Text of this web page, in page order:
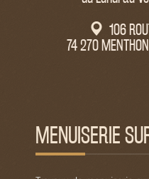
106
74 270
MENUISERIE